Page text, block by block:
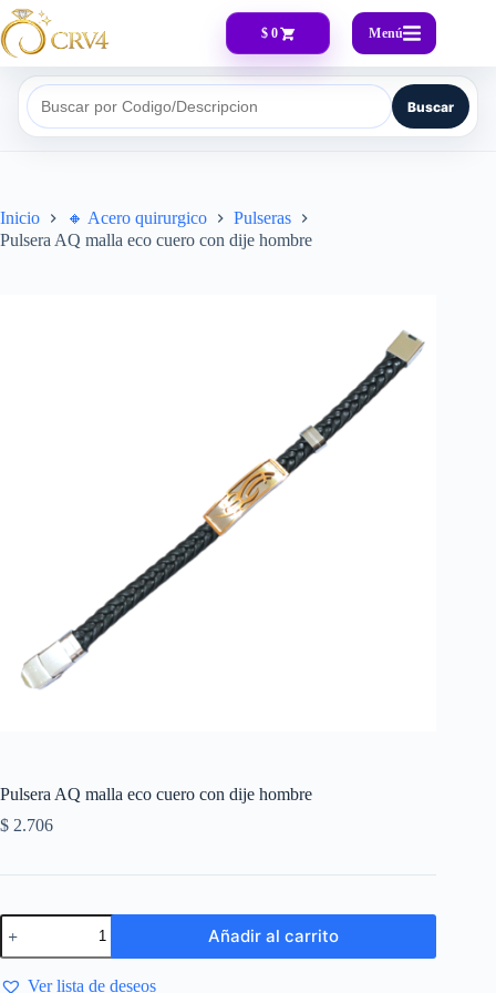
$ 0 Menú
Buscar por Codigo/Descripcion Buscar
Inicio 🔸​ Acero quirurgico
Pulseras
Pulsera AQ malla eco cuero con dije hombre
Pulsera AQ malla eco cuero con dije hombre
$ 2.706
Añadir al carrito
Ver lista de deseos